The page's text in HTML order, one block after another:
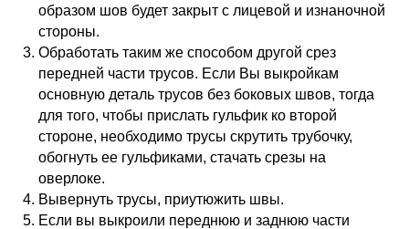
образом шов будет закрыт с лицевой и изнаночной
стороны.
Обработать таким же способом другой срез
передней части трусов. Если Вы выкройкам
основную деталь трусов без боковых швов, тогда
для того, чтобы прислать гульфик ко второй
стороне, необходимо трусы скрутить трубочку,
обогнуть ее гульфиками, стачать срезы на
оверлоке.
Вывернуть трусы, приутюжить швы.
Если вы выкроили переднюю и заднюю части